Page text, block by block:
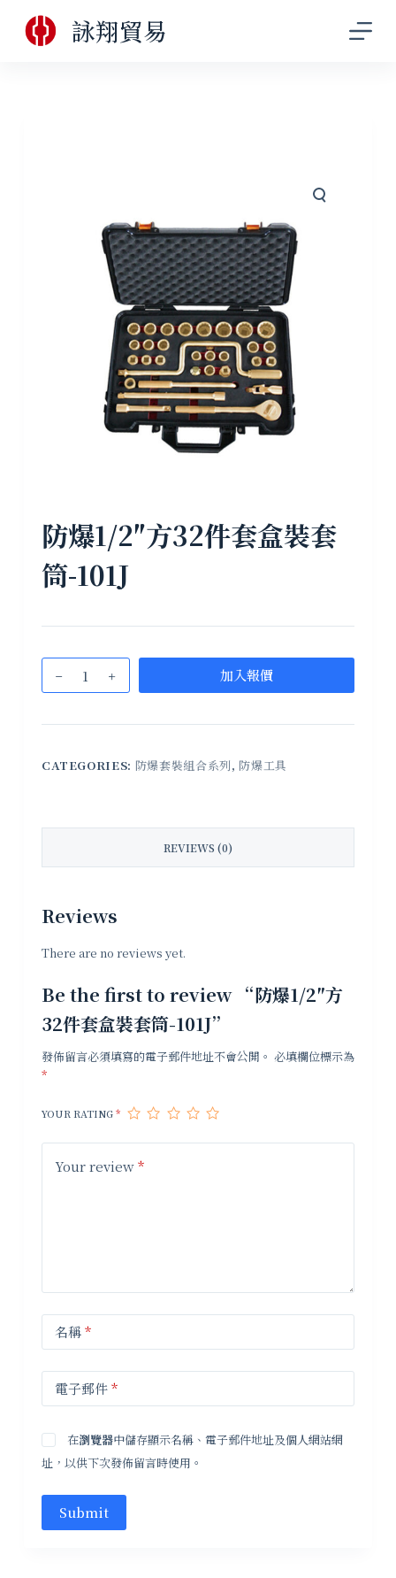
跳
至
詠翔貿易
防爆1/2″方32件套盒裝套
筒-101J
加入報價
CATEGORIES: 防爆套裝組合系列, 防爆工具
REVIEWS (0)
Reviews
There are no reviews yet.
Be the first to review “防爆1/2″方
32件套盒裝套筒-101J”
發佈留言必須填寫的電子郵件地址不會公開。 必填欄位標示為
*
YOUR RATING*
Your review*
名稱*
電子郵件*
在瀏覽器中儲存顯示名稱、電子郵件地址及個人網站網
址，以供下次發佈留言時使用。
Submit